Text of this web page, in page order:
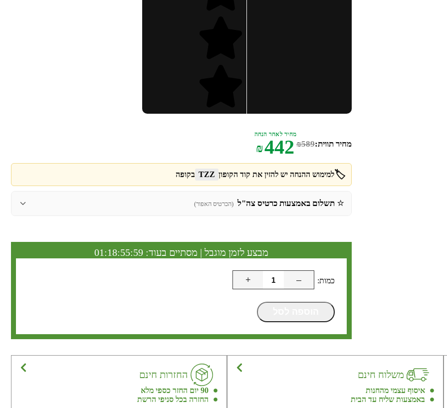
מחיר תווית: ₪589
מחיר לאחר הנחה
₪442
🏷️למימוש ההנחה יש להזין את קוד הקופון TZZ בקופה
⭐ תשלום באמצעות כרטיס צה"ל (הכרטיס האפור)
מבצע לזמן מוגבל | מסתיים בעוד: 01:18:55:58
–
+
משלוח חינם
איסוף עצמי מהחנות
באמצעות שליח עד הבית
החזרות חינם
90 יום החזר כספי מלא
החזרה בכל סניפי הרשת